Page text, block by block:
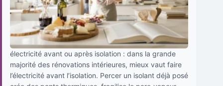
électricité avant ou après isolation : dans la grande
majorité des rénovations intérieures, mieux vaut faire
l’électricité avant l’isolation. Percer un isolant déjà posé